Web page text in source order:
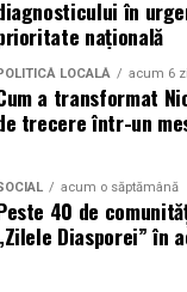
o oportunitate.
acces
premiu pot
de a verifica sursa.
pe 19 iulie, iar
frauduloase
mai utilizate
biletele
și falsele
în
națională
LOCALĂ acum 6
a transformat
trecere într-un
acum o săptămână
40 de
Diasporei” în